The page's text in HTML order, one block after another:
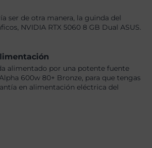
ser de otra manera, la guinda del
NVIDIA RTX 5060 8 GB Dual ASUS.
alimentado por una potente fuente
600w 80+ Bronze, para que tengas
en alimentación eléctrica del